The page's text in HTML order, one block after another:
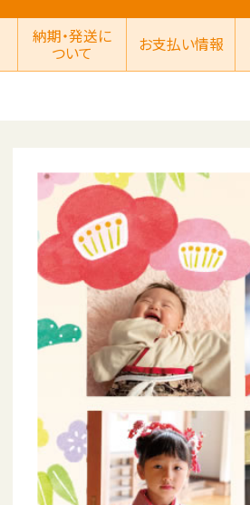
納期・発送に
ついて お支払い情報